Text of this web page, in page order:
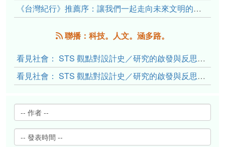
《台灣紀行》推薦序：讓我們一起走向未來文明的備忘錄
聯播：科技。人文。涵多路。
看見社會： STS 觀點對設計史／研究的啟發與反思（下）
看見社會： STS 觀點對設計史／研究的啟發與反思（上）